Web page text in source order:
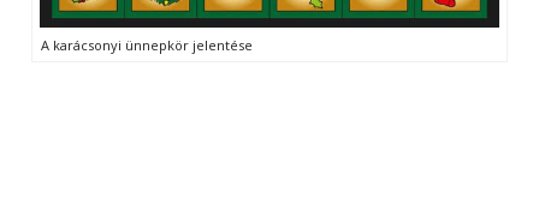
A karácsonyi ünnepkör jelentése